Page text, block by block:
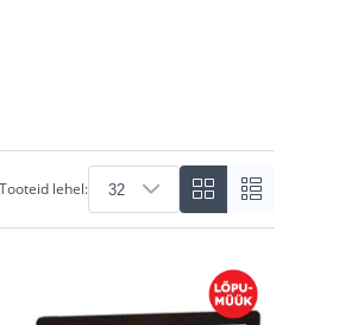
Tooteid lehel: